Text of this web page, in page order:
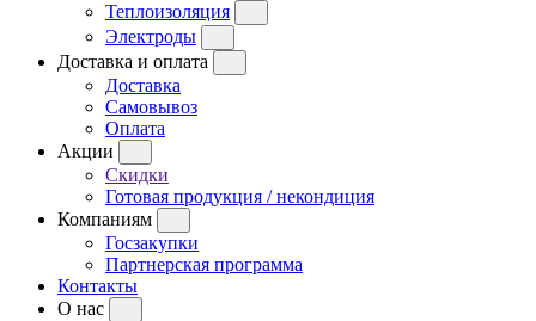
Теплоизоляция
Электроды
Доставка и оплата
Доставка
Самовывоз
Оплата
Акции
Скидки
Готовая продукция / некондиция
Компаниям
Госзакупки
Партнерская программа
Контакты
О нас